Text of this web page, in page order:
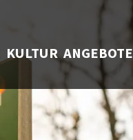
KULTUR ANGEBOTE